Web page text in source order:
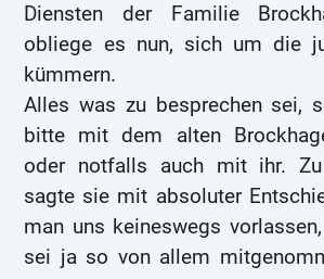
Diensten der Familie
obliege es nun, sich um die
kümmern.
Alles was zu besprechen sei,
bitte mit dem alten
oder notfalls auch mit ihr.
sagte sie mit absoluter
man uns keineswegs
sei ja so von allem